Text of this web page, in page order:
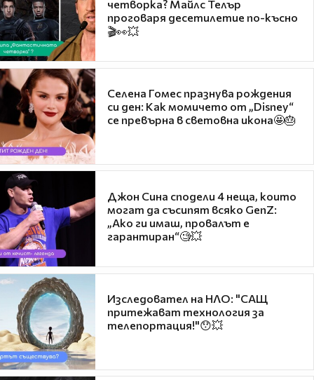
четворка? Майлс Телър
проговаря десетилетие по-късно
🎬👀💥
Селена Гомес празнува рождения
си ден: Как момичето от „Disney“
се превърна в световна икона🤩🎂
Джон Сина сподели 4 неща, които
могат да съсипят всяко GenZ:
„Ако ги имаш, провалът е
гарантиран“🧐💥
Изследовател на НЛО: "САЩ
притежават технология за
телепортация!"😯💥